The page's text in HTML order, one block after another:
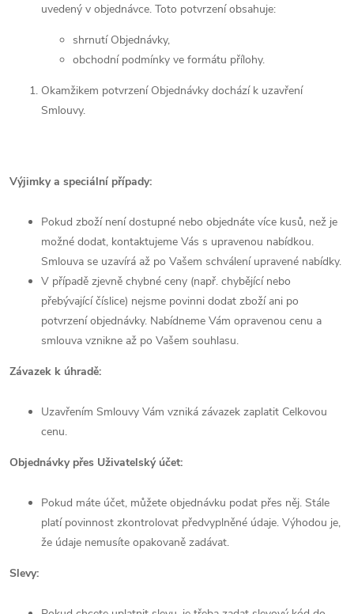
uvedený v objednávce. Toto potvrzení obsahuje:
shrnutí Objednávky,
obchodní podmínky ve formátu přílohy.
Okamžikem potvrzení Objednávky dochází k uzavření
Smlouvy.
Výjimky a speciální případy:
Pokud zboží není dostupné nebo objednáte více kusů, než je
možné dodat, kontaktujeme Vás s upravenou nabídkou.
Smlouva se uzavírá až po Vašem schválení upravené nabídky.
V případě zjevně chybné ceny (např. chybějící nebo
přebývající číslice) nejsme povinni dodat zboží ani po
potvrzení objednávky. Nabídneme Vám opravenou cenu a
smlouva vznikne až po Vašem souhlasu.
Závazek k úhradě:
Uzavřením Smlouvy Vám vzniká závazek zaplatit Celkovou
cenu.
Objednávky přes Uživatelský účet:
Pokud máte účet, můžete objednávku podat přes něj. Stále
platí povinnost zkontrolovat předvyplněné údaje. Výhodou je,
že údaje nemusíte opakovaně zadávat.
Slevy: